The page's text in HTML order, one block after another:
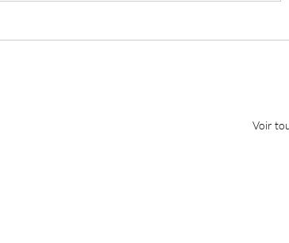
Voir